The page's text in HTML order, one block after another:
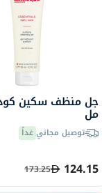
مل
توصيل مجانيغداً
124.15
173.25